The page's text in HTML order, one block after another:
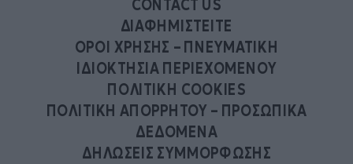
CONTACT US
ΔΙΑΦΗΜΙΣΤΕΙΤΕ
ΟΡΟΙ ΧΡΗΣΗΣ – ΠΝΕΥΜΑΤΙΚΗ
ΙΔΙΟΚΤΗΣΙΑ ΠΕΡΙΕΧΟΜΕΝΟΥ
ΠΟΛΙΤΙΚΗ COOKIES
ΠΟΛΙΤΙΚΗ ΑΠΟΡΡΗΤΟΥ – ΠΡΟΣΩΠΙΚΑ
ΔΕΔΟΜΕΝΑ
ΔΗΛΩΣΕΙΣ ΣΥΜΜΟΡΦΩΣΗΣ